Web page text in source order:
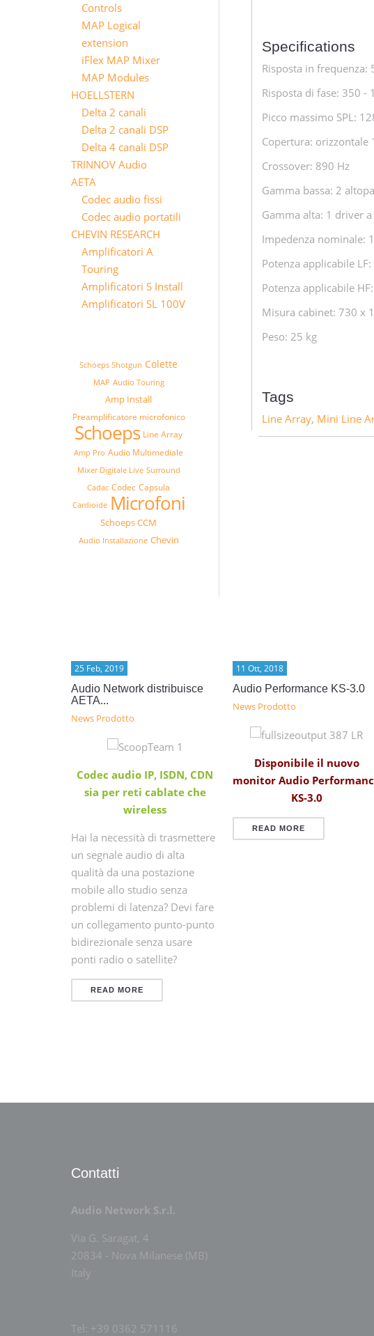
Controls
MAP Logical
extension
iFlex MAP Mixer
MAP Modules
HOELLSTERN
Delta 2 canali
Delta 2 canali DSP
Delta 4 canali DSP
TRINNOV Audio
AETA
Codec audio fissi
Codec audio portatili
CHEVIN RESEARCH
Amplificatori A
Touring
Amplificatori S Install
Amplificatori SL 100V
Schoeps Shotgun Colette
MAP Audio Touring
Amp Install
Preamplificatore microfonico
Schoeps Line Array
Amp Pro Audio Multimediale
Mixer Digitale Live Surround
Cadac Codec Capsula
Cardioide Microfoni
Schoeps CCM
Audio Installazione Chevin
Specifications
Risposta in frequenza:
Risposta di fase: 350 -
Picco massimo SPL:
Copertura: orizzontale
Crossover: 890 Hz
Gamma bassa: 2
Gamma alta: 1 driver
Impedenza nominale:
Potenza applicabile LF:
Potenza applicabile
Misura cabinet: 730 x
Peso: 25 kg
Tags
Line Array, Mini Line
25 Feb, 2019
Audio Network distribuisce
AETA...
News Prodotto
Codec audio IP, ISDN, CDN
sia per reti cablate che
wireless
Hai la necessità di trasmettere
un segnale audio di alta
qualità da una postazione
mobile allo studio senza
problemi di latenza? Devi fare
un collegamento punto-punto
bidirezionale senza usare
ponti radio o satellite?
READ MORE
11 Ott, 2018
Audio Performance KS-3.0
News Prodotto
Disponibile il nuovo
monitor Audio
KS-3.0
READ MORE
Contatti
Audio Network S.r.l.
Via G. Saragat, 4
20834 - Nova Milanese (MB)
Italy
Tel: +39 0362 571116